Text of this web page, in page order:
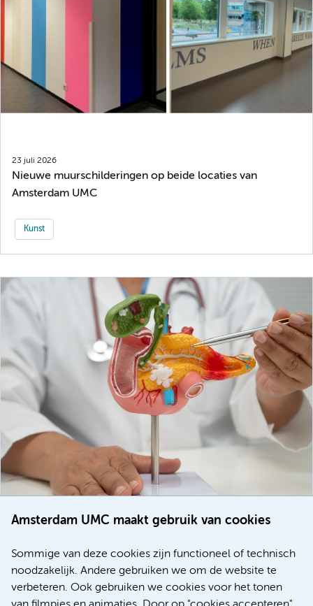
Amsterdam UMC maakt gebruik van cookies
Sommige van deze cookies zijn functioneel of technisch
noodzakelijk. Andere gebruiken we om de website te
verbeteren. Ook gebruiken we cookies voor het tonen
23 juli 2026
Nieuwe muurschilderingen op beide locaties van
Amsterdam UMC
Kunst
voor patiënten met alvleesklierkanker verbeteren
Kanker Internationaal